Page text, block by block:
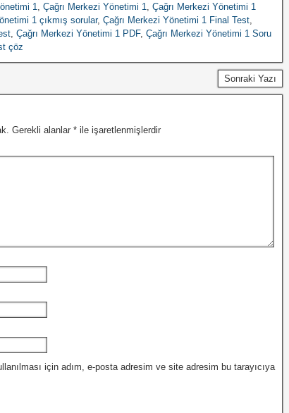
1, Çağrı Merkezi Yönetimi 1, Çağrı Merkezi Yönetimi 1
1 çıkmış sorular, Çağrı Merkezi Yönetimi 1 Final Test,
, Çağrı Merkezi Yönetimi 1 PDF, Çağrı Merkezi Yönetimi 1 Soru
çöz
Sonraki Yazı
Gerekli alanlar * ile işaretlenmişlerdir
için adım, e-posta adresim ve site adresim bu tarayıcıya